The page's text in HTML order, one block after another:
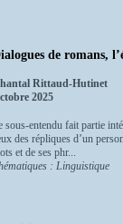
de romans,
Rittaud-Hutinet
2025
sous-entendu fait partie
des répliques d’un
et de ses phr...
: Linguistique